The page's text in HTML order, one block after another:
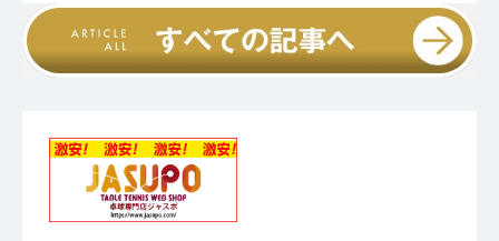
結果
・
流星を追い詰めた、琥珀のきらめき。「全日本で当たったら絶
対倒すという気持ちでやってきた」
川上流星、張本美和、松島美空らが勝ち上がる。ジュニア男女
準々決勝の結果
・好カード、続々。大会の華「ラン決」こと男女シングルス5回戦
ゃくちゃホッとした」
世界ユース2位の吉山和希を下した横谷晟「2・3回戦でタフな試
合をこなしてきたので、ちょっと自信がありました」
同い年のライバル・出澤杏佳との接戦に勝利した長﨑美柚。
「スーパーシードの初戦の中では、一番厳しい山だなって思って
いた」
田中佑汰が逆転負けで初戦敗退の波乱「ギリギリのところでど